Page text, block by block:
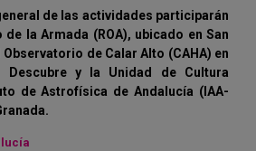
de las actividades participarán
la Armada (ROA), ubicado en San
de Calar Alto (CAHA) en
Descubre y la Unidad de Cultura
de Astrofísica de Andalucía (IAA-